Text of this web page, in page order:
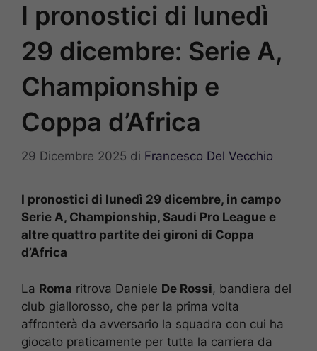
I pronostici di lunedì
29 dicembre: Serie A,
Championship e
Coppa d’Africa
29 Dicembre 2025 di Francesco Del Vecchio
I pronostici di lunedì 29 dicembre, in campo
Serie A, Championship, Saudi Pro League e
altre quattro partite dei gironi di Coppa
d’Africa
La Roma ritrova Daniele De Rossi, bandiera del
club giallorosso, che per la prima volta
affronterà da avversario la squadra con cui ha
giocato praticamente per tutta la carriera da